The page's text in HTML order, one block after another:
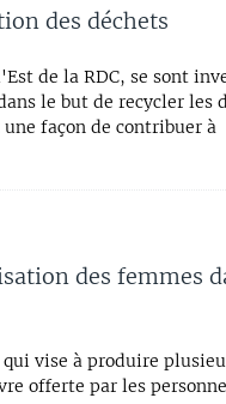
des déchets
de la RDC, se sont
le but de recycler les
façon de contribuer à
des femmes
vise à produire
offerte par les